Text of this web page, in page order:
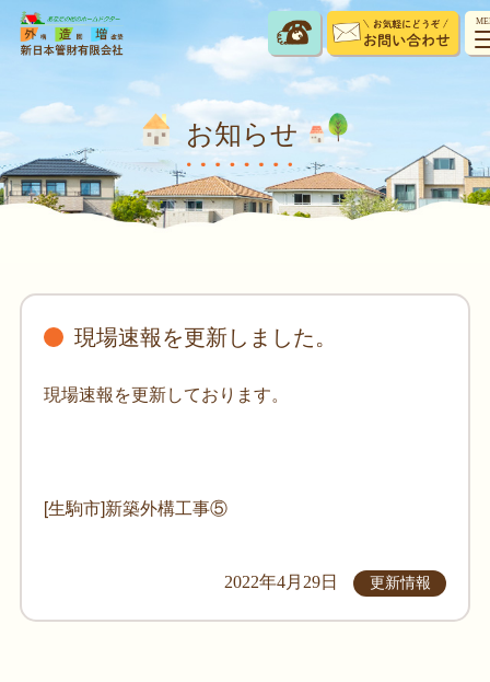
お知らせ
現場速報を更新しました。
現場速報を更新しております。
[生駒市]新築外構工事⑤
2022年4月29日 更新情報